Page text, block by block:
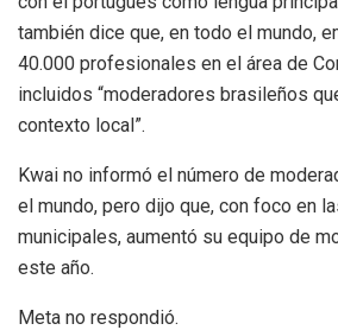
también dice que, en todo el mundo,
40.000 profesionales en el área de
incluidos “moderadores brasileños
contexto local”.
Kwai no informó el número de
el mundo, pero dijo que, con foco en
municipales, aumentó su equipo de
este año.
Meta no respondió.